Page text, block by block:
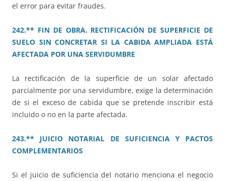
el error para evitar fraudes.
242.** FIN DE OBRA. RECTIFICACIÓN DE SUPERFICIE DE
SUELO SIN CONCRETAR SI LA CABIDA AMPLIADA ESTÁ
AFECTADA POR UNA SERVIDUMBRE
La rectificación de la superficie de un solar afectado
parcialmente por una servidumbre, exige la determinación
de si el exceso de cabida que se pretende inscribir está
incluido o no en la parte afectada.
243.** JUICIO NOTARIAL DE SUFICIENCIA Y PACTOS
COMPLEMENTARIOS
Si el juicio de suficiencia del notario menciona el negocio